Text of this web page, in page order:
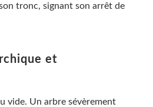
tronc, signant son arrêt de
et
vide. Un arbre sévèrement